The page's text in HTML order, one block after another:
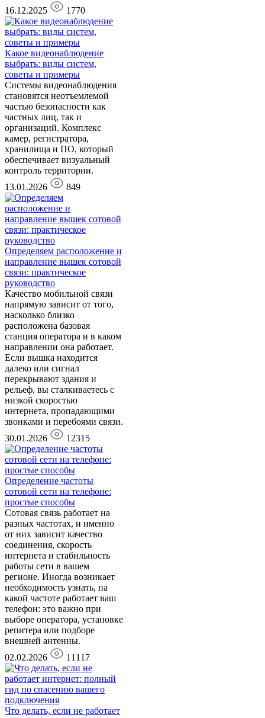
16.12.2025
1770
Какое видеонаблюдение
выбрать: виды систем,
советы и примеры
Системы видеонаблюдения
становятся неотъемлемой
частью безопасности как
частных лиц, так и
организаций. Комплекс
камер, регистратора,
хранилища и ПО, который
обеспечивает визуальный
контроль территории.
13.01.2026
849
Определяем расположение и
направление вышек сотовой
связи: практическое
руководство
Качество мобильной связи
напрямую зависит от того,
насколько близко
расположена базовая
станция оператора и в каком
направлении она работает.
Если вышка находится
далеко или сигнал
перекрывают здания и
рельеф, вы сталкиваетесь с
низкой скоростью
интернета, пропадающими
звонками и перебоями связи.
30.01.2026
12315
Определение частоты
сотовой сети на телефоне:
простые способы
Сотовая связь работает на
разных частотах, и именно
от них зависит качество
соединения, скорость
интернета и стабильность
работы сети в вашем
регионе. Иногда возникает
необходимость узнать, на
какой частоте работает ваш
телефон: это важно при
выборе оператора, установке
репитера или подборе
внешней антенны.
02.02.2026
11117
Что делать, если не работает